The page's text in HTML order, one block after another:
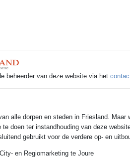
beheerder van deze website via het
alle dorpen en steden in Friesland.
doen ter instandhouding van deze
gebruikt voor de verdere op- en
en Regiomarketing te Joure